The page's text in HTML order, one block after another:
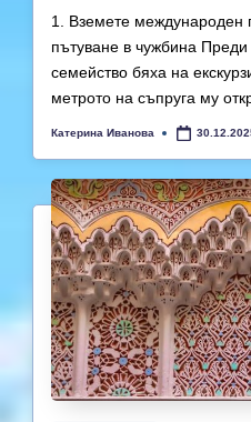
1. Вземете международен
пътуване в чужбина
семейство бяха на
метрото на съпруга му
Posted
Катерина Иванова